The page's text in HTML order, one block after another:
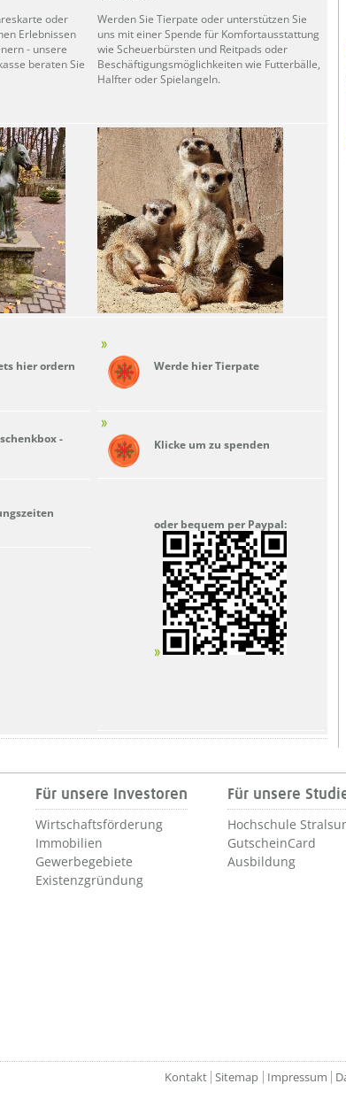
oder
Erlebnissen
- unsere
beraten Sie
Werden Sie Tierpate oder unterstützen Sie
uns mit einer Spende für Komfortausstattung
wie Scheuerbürsten und Reitpads oder
Beschäftigungsmöglichkeiten wie Futterbälle,
Halfter oder Spielangeln.
hier ordern
-
Werde hier Tierpate
Klicke um zu spenden
oder bequem per Paypal:
Für unsere Investoren
Wirtschaftsförderung
Immobilien
Gewerbegebiete
Existenzgründung
Für unsere
Hochschule
GutscheinCard
Ausbildung
Kontakt Sitemap Impressum